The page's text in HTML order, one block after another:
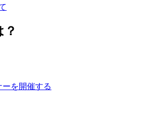
を開催する